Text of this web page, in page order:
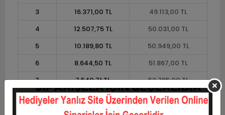
3
16.371,00 TL
49.113,00 TL
4
12.507,75 TL
50.031,00 TL
5
10.189,80 TL
50.949,00 TL
6
8.644,50 TL
51.867,00 TL
7
7.540,71 TL
52.785,00 TL
8
6.712,88 TL
53.703,00 TL